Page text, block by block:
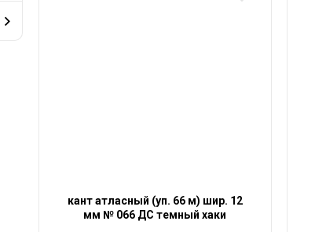
кант атласный (уп. 66 м) шир. 12
мм № 066 ДС темный хаки